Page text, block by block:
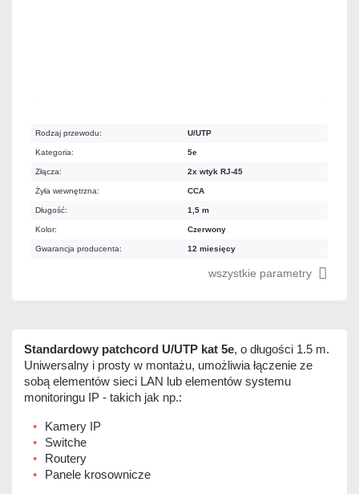
Rodzaj przewodu: U/UTP
Kategoria: 5e
Złącza: 2x wtyk RJ-45
Żyła wewnętrzna: CCA
Długość: 1,5 m
Kolor: Czerwony
Gwarancja producenta: 12 miesięcy
wszystkie parametry
Standardowy patchcord U/UTP kat 5e, o długości 1.5 m.
Uniwersalny i prosty w montażu, umożliwia łączenie ze
sobą elementów sieci LAN lub elementów systemu
monitoringu IP - takich jak np.:
Kamery IP
Switche
Routery
Panele krosownicze